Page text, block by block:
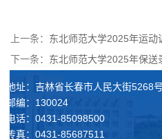
上一条： 东北师范大学2025年运动
下一条： 东北师范大学2025年保送
地址：吉林省长春市人民大街5268号
邮编：130024
电话：0431-85098500
传真：0431-85687511